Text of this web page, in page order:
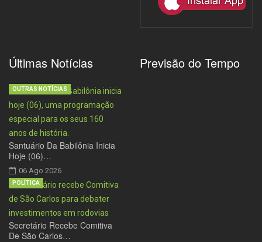
Últimas Notícias
Santuário Da Babilônia Inicia
Hoje (06)…
06 Ago 2026
OUTRAS NOTÍCIAS
Secretário Recebe Comitiva
De São Carlos…
POLÍTICA
Previsão do Tempo